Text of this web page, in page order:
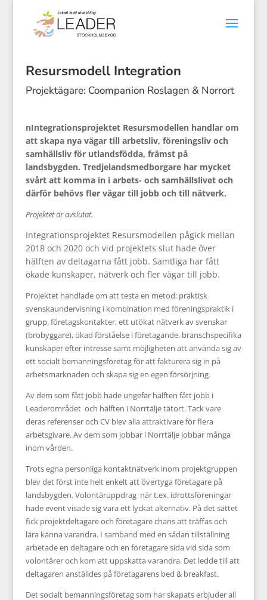
Resursmodell Integration
Projektägare: Coompanion Roslagen & Norrort
nIntegrationsprojektet Resursmodellen handlar om
att skapa nya vägar till arbetsliv, föreningsliv och
samhällsliv för utlandsfödda, främst på
landsbygden. Tredjelandsmedborgare har mycket
svårt att komma in i arbets- och samhällslivet och
därför behövs fler vägar till jobb och till nätverk.
Projektet är avslutat.
Integrationsprojektet Resursmodellen pågick mellan
2018 och 2020 och vid projektets slut hade över
hälften av deltagarna fått jobb. Samtliga har fått
ökade kunskaper, nätverk och fler vägar till jobb.
Projektet handlade om att testa en metod: praktisk
svenskaundervisning i kombination med föreningspraktik i
grupp, företagskontakter, ett utökat nätverk av svenskar
(brobyggare), ökad förståelse i företagande, branschspecifika
kunskaper efter intresse samt möjligheten att använda sig av
ett socialt bemanningsföretag för att fakturera sig in på
arbetsmarknaden och skapa sig en egen försörjning.
Av dem som fått jobb hade ungefär hälften fått jobb i
Leaderområdet och hälften i Norrtälje tätort. Tack vare
deras referenser och CV blev alla attraktivare för flera
arbetsgivare. Av dem som jobbar i Norrtälje jobbar många
inom vården.
Trots egna personliga kontaktnätverk inom projektgruppen
blev det först inte helt enkelt att övertyga företagare på
landsbygden. Volontäruppdrag när t.ex. idrottsföreningar
hade event visade sig vara ett lyckat alternativ. På det sättet
fick projektdeltagare och företagare chans att träffas och
lära känna varandra. I samband med en sådan tillställning
arbetade en deltagare och en företagare sida vid sida som
volontärer och kom att uppskatta varandra. Det ledde till att
deltagaren anställdes på företagarens bed & breakfast.
Det socialt bemanningsföretag som har skapats erbjuder all